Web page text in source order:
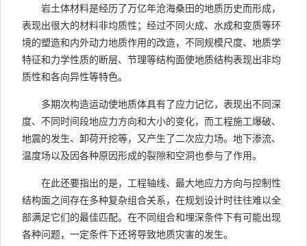
岩土体材料是经历了万亿年沧海桑田的地质历史而形成，
表现出很大的材料非均质性；经过不同火成、水成和变质等环
境的塑造和内外动力地质作用的改造，不同规模尺度、地质学
特征和力学性质的断层、节理等结构面使地质结构表现出非均
质性和各向异性等特色。
多期次构造运动使地质体具有了应力记忆，表现出不同深
度、不同时间段地应力方向和大小的变化，而工程施工爆破、
地震的发生、卸荷开挖等，又产生了二次应力场。地下渗流、
温度场以及因各种原因形成的裂隙和空洞也参与了作用。
在此还要指出的是，工程轴线、最大地应力方向与控制性
结构面之间存在多种复杂组合关系，在规划设计时往往难以全
部满足它们的最佳匹配。在不同组合和埋深条件下有可能出现
各种问题，一定条件下还将导致地质灾害的发生。